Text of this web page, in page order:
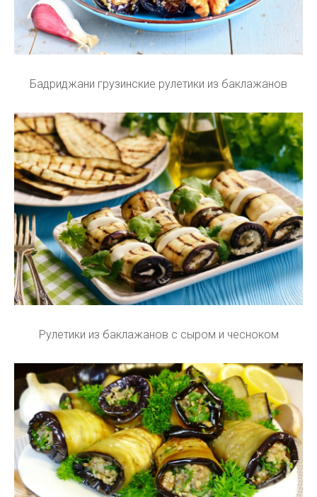
Бадриджани грузинские рулетики из баклажанов
Рулетики из баклажанов с сыром и чесноком